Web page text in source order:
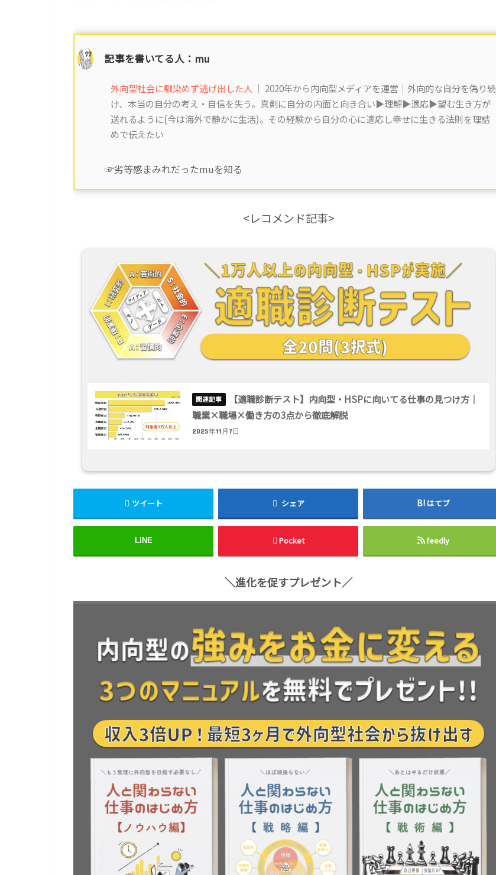
記事を書いてる人：mu
外向型社会に馴染めず逃げ出した人 ｜ 2020年から内向型メディアを運営｜外向的な自分を偽り続
け、本当の自分の考え・自信を失う。真剣に自分の内面と向き合い▶︎理解▶︎適応▶︎望む生き方が
送れるように(今は海外で静かに生活)。その経験から自分の心に適応し幸せに生きる法則を理詰
めで伝えたい
☞劣等感まみれだったmuを知る
<レコメンド記事>
【適職診断テスト】内向型・HSPに向いてる仕事の見つけ方｜
職業×職場×働き方の3点から徹底解説
2025年11月7日
ツイート シェア はてブ
LINE Pocket feedly
＼進化を促すプレゼント／